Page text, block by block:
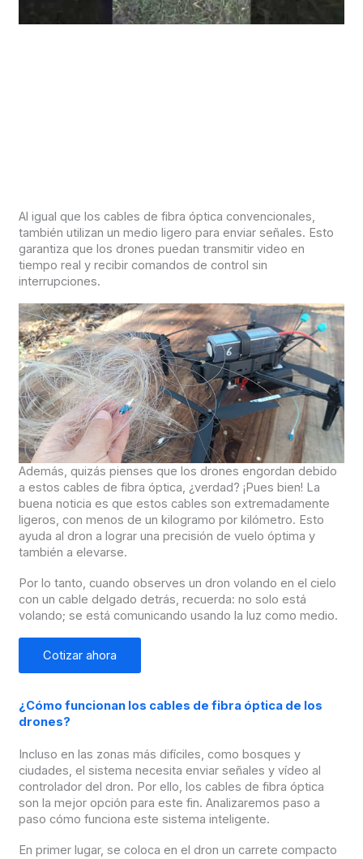
Al igual que los cables de fibra óptica convencionales,
también utilizan un medio ligero para enviar señales. Esto
garantiza que los drones puedan transmitir video en
tiempo real y recibir comandos de control sin
interrupciones.
Además, quizás pienses que los drones engordan debido
a estos cables de fibra óptica, ¿verdad? ¡Pues bien! La
buena noticia es que estos cables son extremadamente
ligeros, con menos de un kilogramo por kilómetro. Esto
ayuda al dron a lograr una precisión de vuelo óptima y
también a elevarse.
Por lo tanto, cuando observes un dron volando en el cielo
con un cable delgado detrás, recuerda: no solo está
volando; se está comunicando usando la luz como medio.
Cotizar ahora
¿Cómo funcionan los cables de fibra óptica de los
drones?
Incluso en las zonas más difíciles, como bosques y
ciudades, el sistema necesita enviar señales y vídeo al
controlador del dron. Por ello, los cables de fibra óptica
son la mejor opción para este fin. Analizaremos paso a
paso cómo funciona este sistema inteligente.
En primer lugar, se coloca en el dron un carrete compacto